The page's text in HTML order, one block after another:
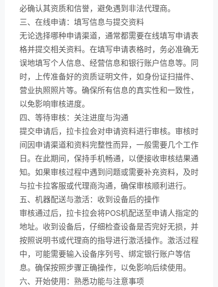
必确认其资质和信誉，避免遇到非法代理商。
三、在线申请：填写信息与提交资料
无论选择哪种申请渠道，通常都需要在线填写申请表
格并提交相关资料。在填写申请表格时，务必准确无
误地填写个人信息、经营信息和银行账户信息等。同
时，上传准备好的资质证明文件，如身份证扫描件、
营业执照照片等。确保所有信息的真实性和一致性，
以免影响审核进度。
四、等待审核：关注进度与沟通
提交申请后，拉卡拉会对申请资料进行审核。审核时
间因申请渠道和资料完整性而异，一般需要几个工作
日。在此期间，保持手机畅通，以便接收审核结果通
知。如果审核过程中遇到问题或需要补充资料，及时
与拉卡拉客服或代理商沟通，确保审核顺利进行。
五、机器配送与激活：收到设备后的操作
审核通过后，拉卡拉会将POS机配送至申请人指定的
地址。收到设备后，仔细检查设备是否完好无损，并
按照说明书或代理商的指导进行激活操作。激活过程
中，可能需要输入设备序列号、绑定银行账户等信
息。确保按照步骤正确操作，以免影响后续使用。
六、开始使用：熟悉功能与注意事项